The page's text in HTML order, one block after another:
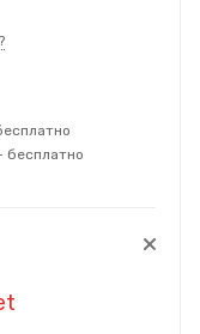
бесплатно